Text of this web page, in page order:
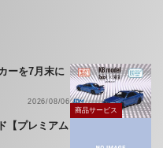
ーを7月末に
2026/08/06
商品サービス
【プレミアム